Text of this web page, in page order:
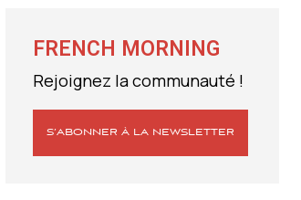
FRENCH MORNING
Rejoignez la communauté !
S’ABONNER À LA NEWSLETTER